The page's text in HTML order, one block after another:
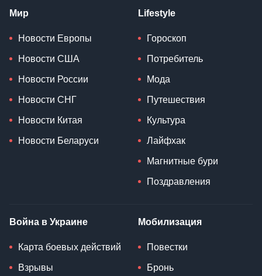
Мир
Новости Европы
Новости США
Новости России
Новости СНГ
Новости Китая
Новости Беларуси
Lifestyle
Гороскоп
Потребитель
Мода
Путешествия
Культура
Лайфхак
Магнитные бури
Поздравления
Война в Украине
Карта боевых действий
Взрывы
Мобилизация
Повестки
Бронь